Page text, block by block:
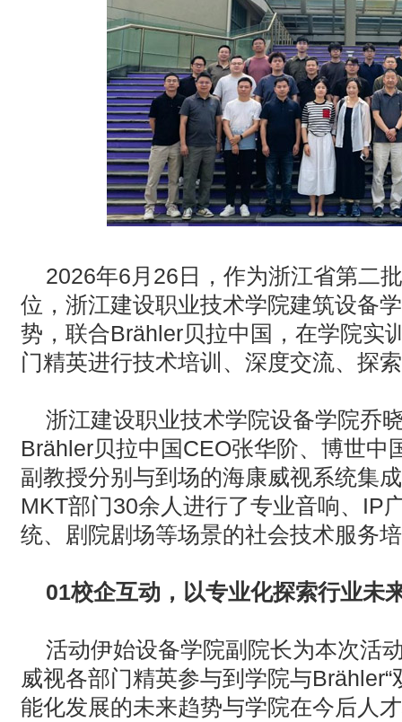
2026年6 月 26 日，作为浙江省第二
位，浙江建设职业技术学院建筑设备
势，联合Brähler贝拉中国，在学院实
门精英进行技术培训、深度交流、探
浙江建设职业技术学院设备学院乔
Brähler贝拉中国CEO张华阶、博世中
副教授分别与到场的海康威视系统集
MKT部门30余人进行了专业音响、 IP
统、剧院剧场等场景的社会技术服务
01校企互动，以专业化探索行业未
活动伊始设备学院副院长为本次活
威视各部门精英参与到学院与Brähler
能化发展的未来趋势与学院在今后人